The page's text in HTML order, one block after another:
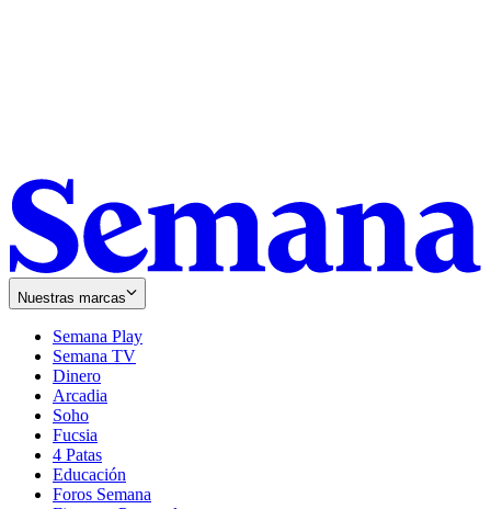
Nuestras marcas
Semana Play
Semana TV
Dinero
Arcadia
Soho
in
new
window
Fucsia
in
new
window
4 Patas
Educación
Foros Semana